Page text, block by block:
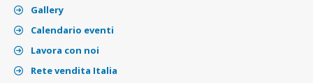
Gallery
Calendario eventi
Lavora con noi
Rete vendita Italia